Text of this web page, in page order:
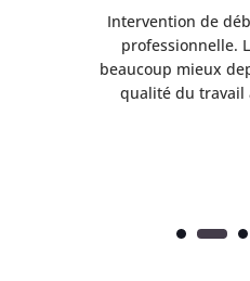
Intervention de
professionnelle.
beaucoup mieux
qualité du travail